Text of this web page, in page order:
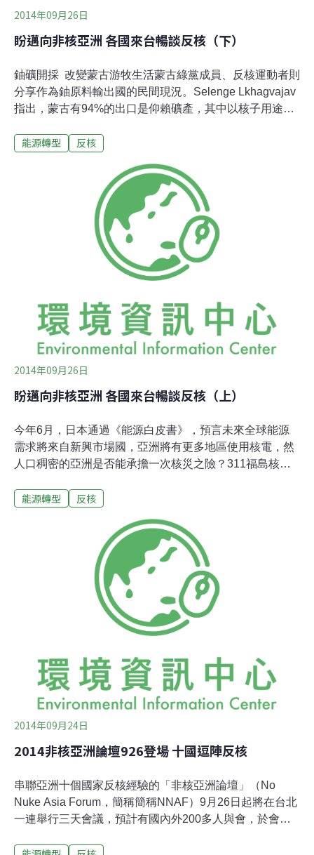
2014年09月26日
盼邁向非核亞洲 各國來台暢談反核（下）
鈾礦開採 改變蒙古游牧生活蒙古綠黨成員、反核運動者則
分享作為鈾原料輸出國的民間現況。Selenge Lkhagvajav
指出，蒙古有94%的出口是仰賴礦產，其中以核子用途為
都探勘過，估計蘊藏量達150萬公噸，是全球第十大鈾原
力雖已式微，但開採過程留下的輻射汙染，至今仍未清
除，也無專家監測輻射污染值是否達到危險級，某些地區
後來還建了住宅、甚至幼兒園。蒙古國會在2009年10月16
日通過《核能法》，將鈾礦開採與核能發展法制化，根據
目前公開的資料，蒙古境內的鈾礦有13家外資獲得特許，
特許範圍最大的是法國核工公司阿海琺（Areva）。該公
司採用深層技術進行開採，改變了遊牧民族的生活，甚至
古婦女的產下畸形兒。這些都是蒙古人付出的代價。
Lkhagva
能源轉型 反核
2014年09月26日
盼邁向非核亞洲 各國來台暢談反核（上）
今年6月，日本通過《能源白皮書》，預言未來全球能源
需求將來自新興市場國，亞洲將有更多地區使用核電，然
人口稠密的亞洲是否能承擔一次核災之險？311福島核災
問題？2014非核亞洲論壇26日於台北登場，邀請來自台、
代表，陸續分享其國內核電現況、反核經驗與再生能源發
展。主辦單位、台灣環境保護聯盟會長劉俊秀表示，亞洲
是世界核電發展的重心之一，盼透過此番交流凝聚各國力
量，逐步邁向非核亞洲目標。保證安全？ 日政府欲重啟核
廠 民間質疑2011年福島核災前，日本核電產業正蓬勃發
展，尋覓海外市場。時任首相菅直人內閣簽訂了核電廠出
口合約，繼任的安倍內閣更進一步將核電廠技術介紹給土
爐。然而，日本國內自身的核電廠不斷受到民眾反彈，甚
至有多達84%的日本國民同意淘汰
能源轉型 反核
2014年09月24日
2014非核亞洲論壇926登場 十國逗陣反核
串聯亞洲十個國家反核經驗的「非核亞洲論壇」（No
Nuke Asia Forum，簡稱簡稱NNAF）9月26日起將在台北
一連舉行三天會議，預計有國內外200多人與會，於會中